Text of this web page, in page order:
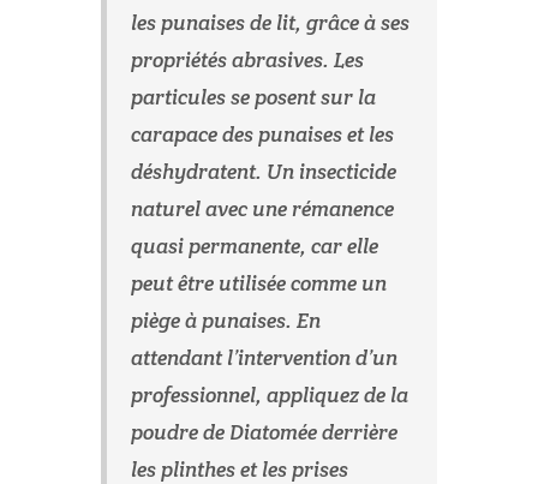
les punaises de lit, grâce à ses
propriétés abrasives. Les
particules se posent sur la
carapace des punaises et les
déshydratent. Un insecticide
naturel avec une rémanence
quasi permanente, car elle
peut être utilisée comme un
piège à punaises. En
attendant l’intervention d’un
professionnel, appliquez de la
poudre de Diatomée derrière
les plinthes et les prises